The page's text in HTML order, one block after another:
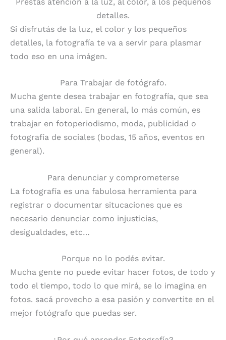
detalles.
Si disfrutás de la luz, el color y los pequeños
detalles, la fotografía te va a servir para plasmar
todo eso en una imágen.
Para Trabajar de fotógrafo.
Mucha gente desea trabajar en fotografía, que sea
una salida laboral. En general, lo más común, es
trabajar en fotoperiodismo, moda, publicidad o
fotografía de sociales (bodas, 15 años, eventos en
general).
Para denunciar y comprometerse
La fotografía es una fabulosa herramienta para
registrar o documentar situcaciones que es
necesario denunciar como injusticias,
desigualdades, etc…
Porque no lo podés evitar.
Mucha gente no puede evitar hacer fotos, de todo y
todo el tiempo, todo lo que mirá, se lo imagina en
fotos. sacá provecho a esa pasión y convertite en el
mejor fotógrafo que puedas ser.